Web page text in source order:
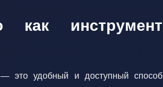
как инструмент
это удобный и доступный способ